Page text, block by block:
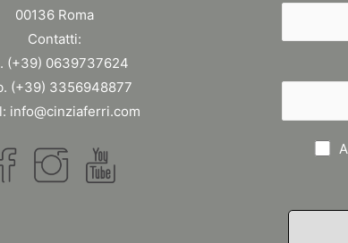
00136 Roma
Contatti:
(+39) 0639737624
(+39) 3356948877
info@cinziaferri.com